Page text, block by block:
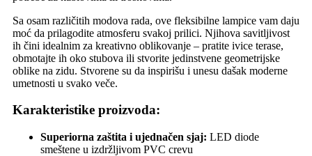
Sa osam različitih modova rada, ove fleksibilne lampice vam daju
moć da prilagodite atmosferu svakoj prilici. Njihova savitljivost
ih čini idealnim za kreativno oblikovanje – pratite ivice terase,
obmotajte ih oko stubova ili stvorite jedinstvene geometrijske
oblike na zidu. Stvorene su da inspirišu i unesu dašak moderne
umetnosti u svako veče.
Karakteristike proizvoda:
Superiorna zaštita i ujednačen sjaj: LED diode
smeštene u izdržljivom PVC crevu